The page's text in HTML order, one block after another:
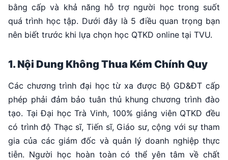
bằng cấp và khả năng hỗ trợ người học trong suốt
quá trình học tập. Dưới đây là 5 điều quan trọng bạn
nên biết trước khi lựa chọn học QTKD online tại TVU.
1. Nội Dung Không Thua Kém Chính Quy
Các chương trình đại học từ xa được Bộ GD&ĐT cấp
phép phải đảm bảo tuân thủ khung chương trình đào
tạo. Tại Đại học Trà Vinh, 100% giảng viên QTKD đều
có trình độ Thạc sĩ, Tiến sĩ, Giáo sư, cộng với sự tham
gia của các giám đốc và quản lý doanh nghiệp thực
tiễn. Người học hoàn toàn có thể yên tâm về chất